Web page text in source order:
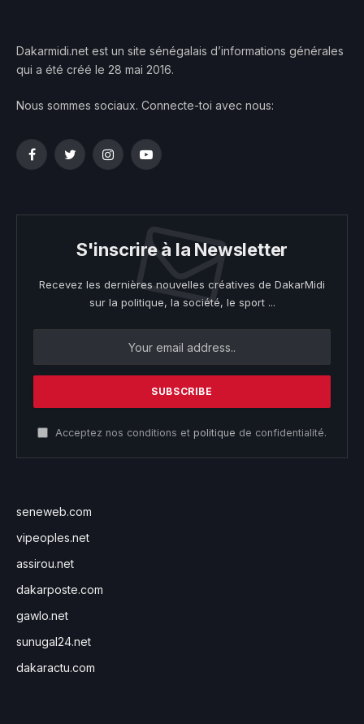
Dakarmidi.net est un site sénégalais d’informations générales
qui a été créé le 28 mai 2016.
Nous sommes sociaux. Connecte-toi avec nous:
FacebookTwitterInstagramYouTube
S'inscrire à la Newsletter
Recevez les dernières nouvelles créatives de DakarMidi
sur la politique, la société, le sport ...
Acceptez nos conditions et politique de confidentialité.
seneweb.com
vipeoples.net
assirou.net
dakarposte.com
gawlo.net
sunugal24.net
dakaractu.com